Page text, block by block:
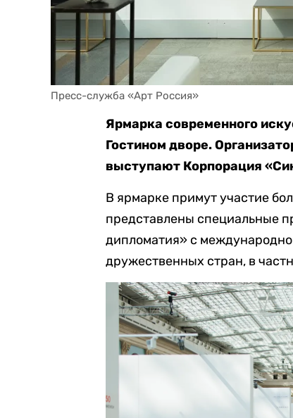
Пресс-служба «Арт Россия»
Ярмарка современного
Гостином дворе.
выступают Корпорация
В ярмарке примут участие
представлены специальные
дипломатия» с
дружественных стран, в